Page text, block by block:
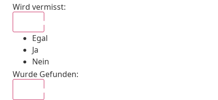
Wird vermisst:
Egal
Ja
Nein
Wurde Gefunden: